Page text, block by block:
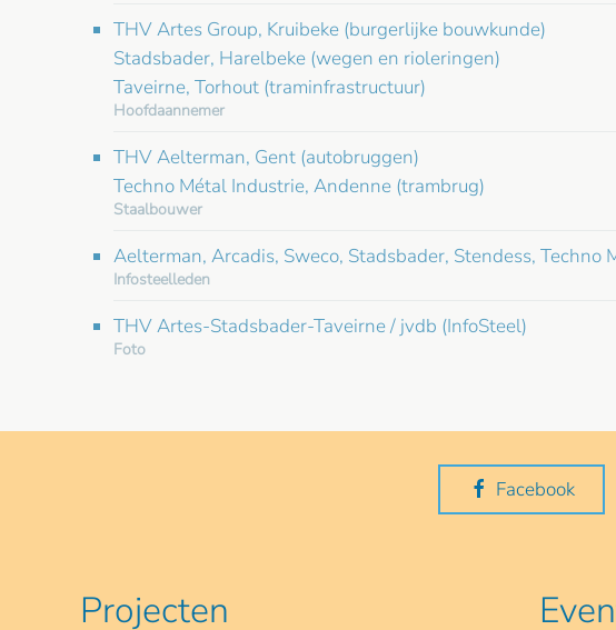
THV Artes Group, Kruibeke (burgerlijke bouwkunde)
Stadsbader, Harelbeke (wegen en rioleringen)
Taveirne, Torhout (traminfrastructuur)
Hoofdaannemer
THV Aelterman, Gent (autobruggen)
Techno Métal Industrie, Andenne (trambrug)
Staalbouwer
Aelterman, Arcadis, Sweco, Stadsbader, Stendess, Techno
Infosteelleden
THV Artes-Stadsbader-Taveirne / jvdb (InfoSteel)
Foto
Facebook
Projecten